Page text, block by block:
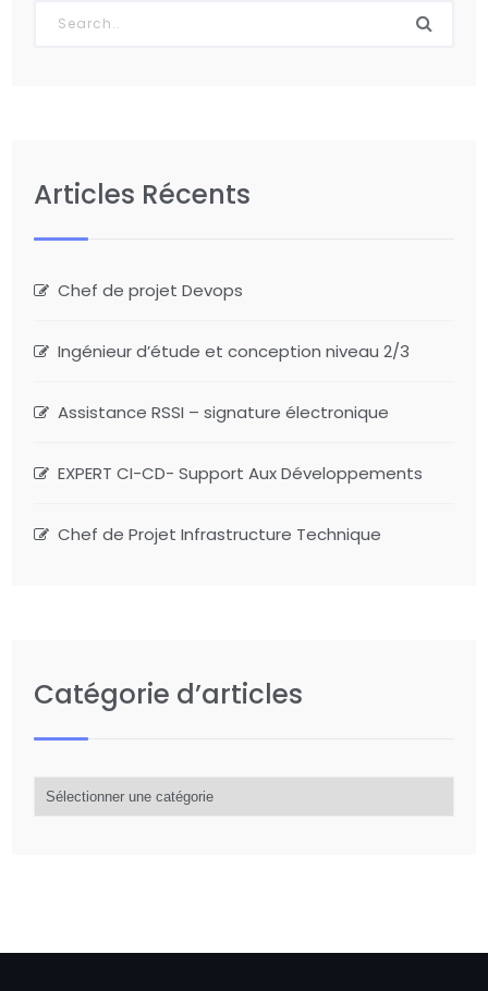
Articles Récents
Chef de projet Devops
Ingénieur d’étude et conception niveau 2/3
Assistance RSSI – signature électronique
EXPERT CI-CD- Support Aux Développements
Chef de Projet Infrastructure Technique
Catégorie d’articles
d’articles